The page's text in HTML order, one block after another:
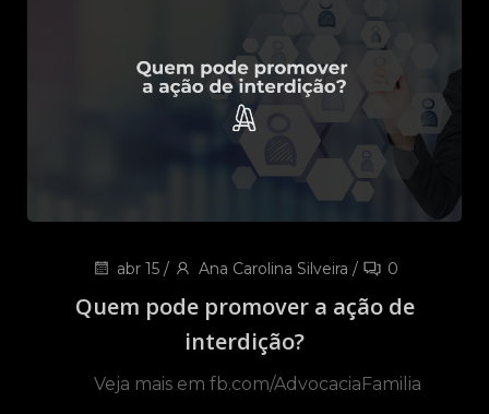
abr 15 / Ana Carolina Silveira / 0
Quem pode promover a ação de
interdição?
Veja mais em fb.com/AdvocaciaFamilia